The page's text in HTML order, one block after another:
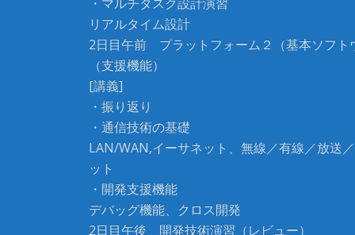
リアルタイム設計
2日目午前 プラットフォーム２（基本ソフト
（支援機能）
[講義]
・振り返り
・通信技術の基礎
LAN/WAN,イーサネット、無線／有線／放送
ット
・開発支援機能
デバッグ機能、クロス開発
2日目午後 開発技術演習（レビュー）